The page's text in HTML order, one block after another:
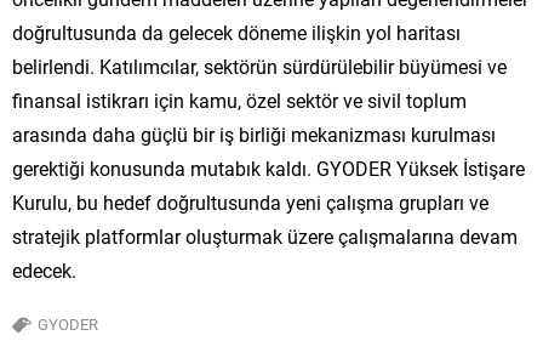
doğrultusunda da gelecek döneme ilişkin yol haritası
belirlendi. Katılımcılar, sektörün sürdürülebilir büyümesi ve
finansal istikrarı için kamu, özel sektör ve sivil toplum
arasında daha güçlü bir iş birliği mekanizması kurulması
gerektiği konusunda mutabık kaldı. GYODER Yüksek İstişare
Kurulu, bu hedef doğrultusunda yeni çalışma grupları ve
stratejik platformlar oluşturmak üzere çalışmalarına devam
edecek.
GYODER